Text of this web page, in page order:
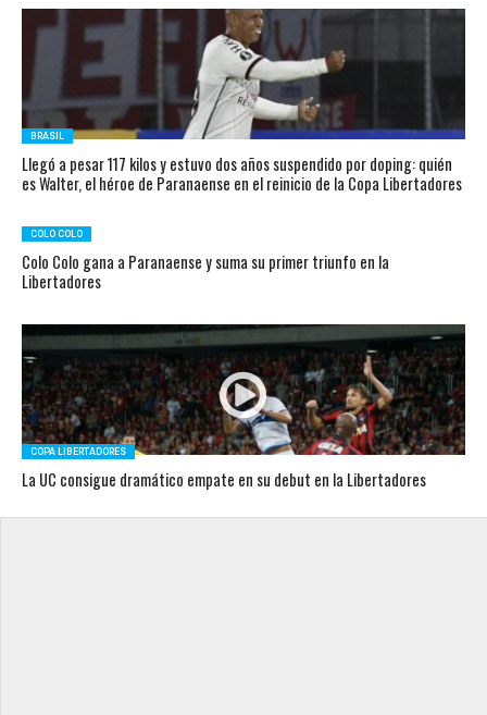
BRASIL
Llegó a pesar 117 kilos y estuvo dos años suspendido por doping: quién
es Walter, el héroe de Paranaense en el reinicio de la Copa Libertadores
COLO COLO
Colo Colo gana a Paranaense y suma su primer triunfo en la
Libertadores
COPA LIBERTADORES
La UC consigue dramático empate en su debut en la Libertadores